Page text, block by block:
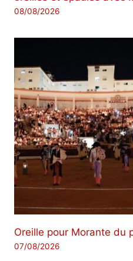
08/08/2026
Oreille pour Morante du
07/08/2026